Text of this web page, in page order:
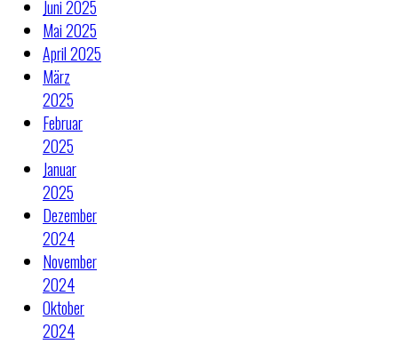
Juni 2025
Mai 2025
April 2025
März
2025
Februar
2025
Januar
2025
Dezember
2024
November
2024
Oktober
2024